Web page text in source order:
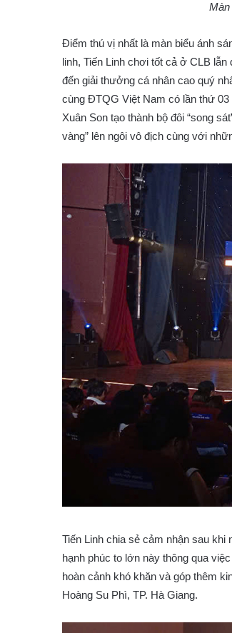
Màn
Điểm thú vị nhất là màn biểu ánh
linh, Tiến Linh chơi tốt cả ở CLB
đến giải thưởng cá nhân cao quý
cùng ĐTQG Việt Nam có lần thứ
Xuân Son tạo thành bộ đôi “song
vàng” lên ngôi vô địch cùng với
Tiến Linh chia sẻ cảm nhận sau khi
hạnh phúc to lớn này thông qua
hoàn cảnh khó khăn và góp thêm
Hoàng Su Phì, TP. Hà Giang.